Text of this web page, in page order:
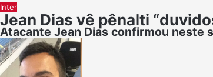
Inter
Jean Dias vê pênalti
Atacante Jean Dias confirmou neste